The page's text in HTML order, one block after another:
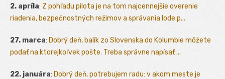
2. apríla: Z pohľadu pilota je na tom najcennejšie overenie
riadenia, bezpečnostných režimov a správania lode p...
27. marca: Dobrý deň, balík zo Slovenska do Kolumbie môžete
podať na ktorejkoľvek pošte. Treba správne napísať ...
22. januára: Dobrý deň, potrebujem radu: v akom meste je